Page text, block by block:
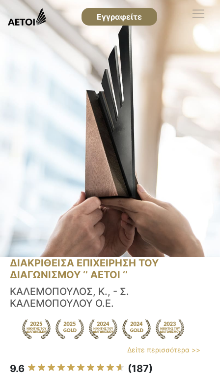
Εγγραφείτε
ΔΙΑΚΡΙΘΕΙΣΑ ΕΠΙΧΕΙΡΗΣΗ ΤΟΥ
ΔΙΑΓΩΝΙΣΜΟΥ ‘’ ΑΕΤΟΙ ‘’
ΚΑΛΕΜΟΠΟΥΛΟΣ, Κ., - Σ.
ΚΑΛΕΜΟΠΟΥΛΟΥ Ο.Ε.
Δείτε περισσότερα >>
9.6 (187)